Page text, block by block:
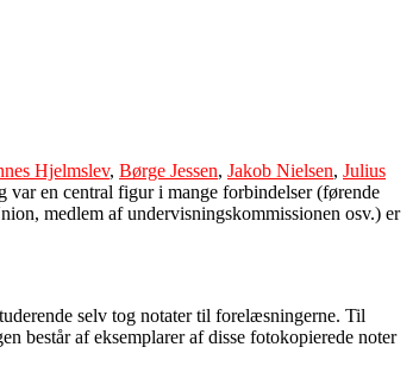
Hjelmslev, Børge Jessen, Jakob Nielsen, Julius
var en central figur i mange forbindelser (førende
medlem af undervisningskommissionen osv.) er
selv tog notater til forelæsningerne. Til
består af eksemplarer af disse fotokopierede noter